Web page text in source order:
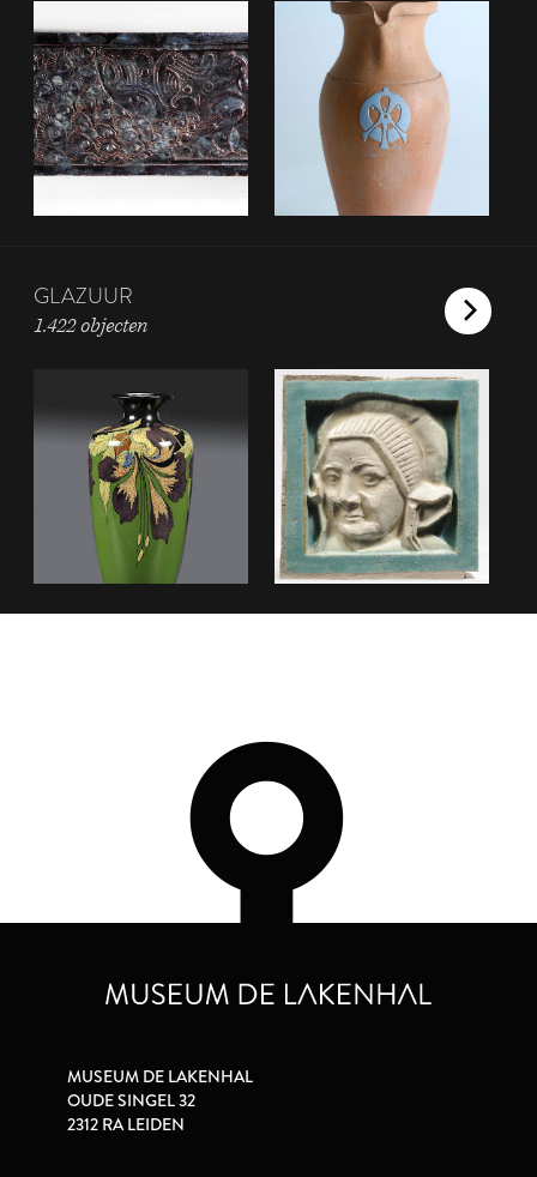
GLAZUUR
1.422 objecten
MUSEUM DE LAKENHAL
OUDE SINGEL 32
2312 RA LEIDEN